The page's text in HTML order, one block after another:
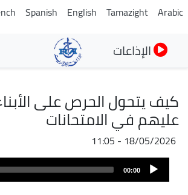
تجاوز
Arabic
Tamazight
English
Spanish
الإذاعات
كيف يتحول الحرص على
عليهم في الامتحانات
18/05/2026 - 11:05
ملف
الصوت
Audio
Player
00:00